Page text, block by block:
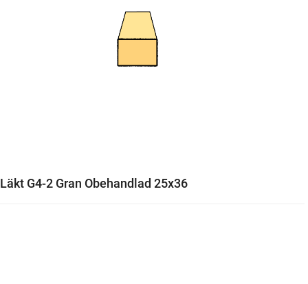
Läkt G4-2 Gran Obehandlad 25x36